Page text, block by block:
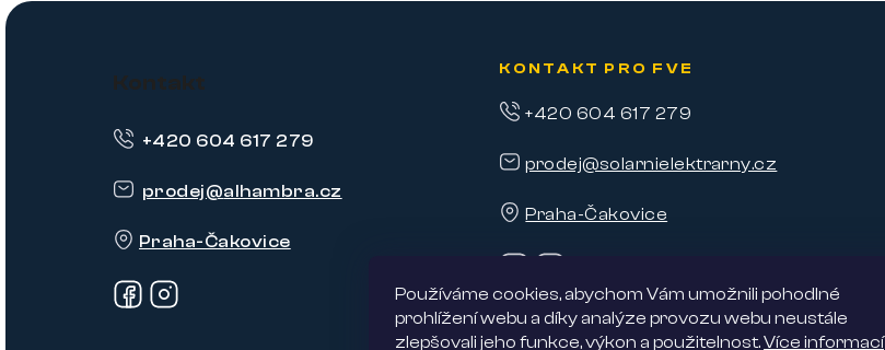
Používáme cookies, abychom Vám umožnili pohodlné
prohlížení webu a díky analýze provozu webu neustále
zlepšovali jeho funkce, výkon a použitelnost.Více informací
Kontakt
prodej@alhambra.cz
Praha-Čakovice
+420 604 617 279
KONTAKT PRO FVE
prodej@solarnielektrarny.cz
Praha-Čakovice
+420 604 617 279